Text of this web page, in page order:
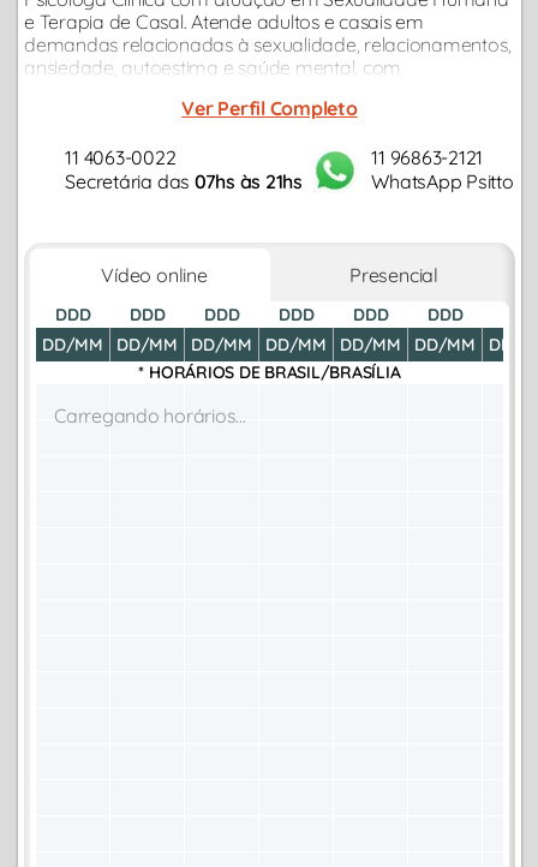
e Terapia de Casal. Atende adultos e casais em
demandas relacionadas à sexualidade, relacionamentos,
ansiedade, autoestima e saúde mental, com
Ver Perfil Completo
11 4063-0022
Secretária das 07hs às 21hs
11 96863-2121
WhatsApp Psitto
Vídeo online Presencial
DDD
DD/MM
DDD
DD/MM
DDD
DD/MM
DDD
DD/MM
DDD
DD/MM
DDD
DD/MM
DD/
* HORÁRIOS DE BRASIL/BRASÍLIA
Carregando horários...